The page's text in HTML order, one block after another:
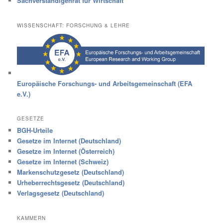
WISSENSCHAFT: FORSCHUNG & LEHRE
Europäische Forschungs- und Arbeitsgemeinschaft (EFA
e.V.)
GESETZE
BGH-Urteile
Gesetze im Internet (Deutschland)
Gesetze im Internet (Österreich)
Gesetze im Internet (Schweiz)
Markenschutzgesetz (Deutschland)
Urheberrechtsgesetz (Deutschland)
Verlagsgesetz (Deutschland)
KAMMERN